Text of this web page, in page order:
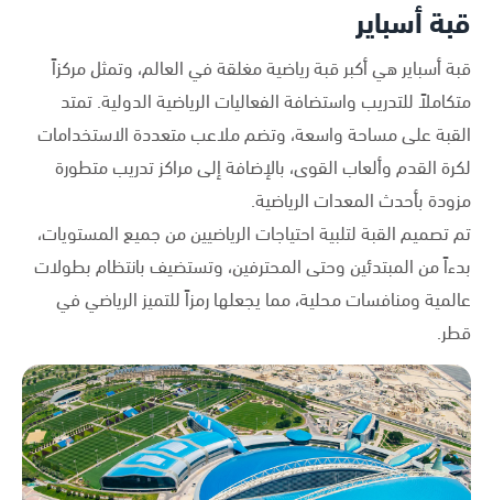
قبة أسباير
قبة أسباير هي أكبر قبة رياضية مغلقة في العالم، وتمثل مركزاً
متكاملاً للتدريب واستضافة الفعاليات الرياضية الدولية. تمتد
القبة على مساحة واسعة، وتضم ملاعب متعددة الاستخدامات
لكرة القدم وألعاب القوى، بالإضافة إلى مراكز تدريب متطورة
مزودة بأحدث المعدات الرياضية.
تم تصميم القبة لتلبية احتياجات الرياضيين من جميع المستويات،
بدءاً من المبتدئين وحتى المحترفين، وتستضيف بانتظام بطولات
عالمية ومنافسات محلية، مما يجعلها رمزاً للتميز الرياضي في
قطر.